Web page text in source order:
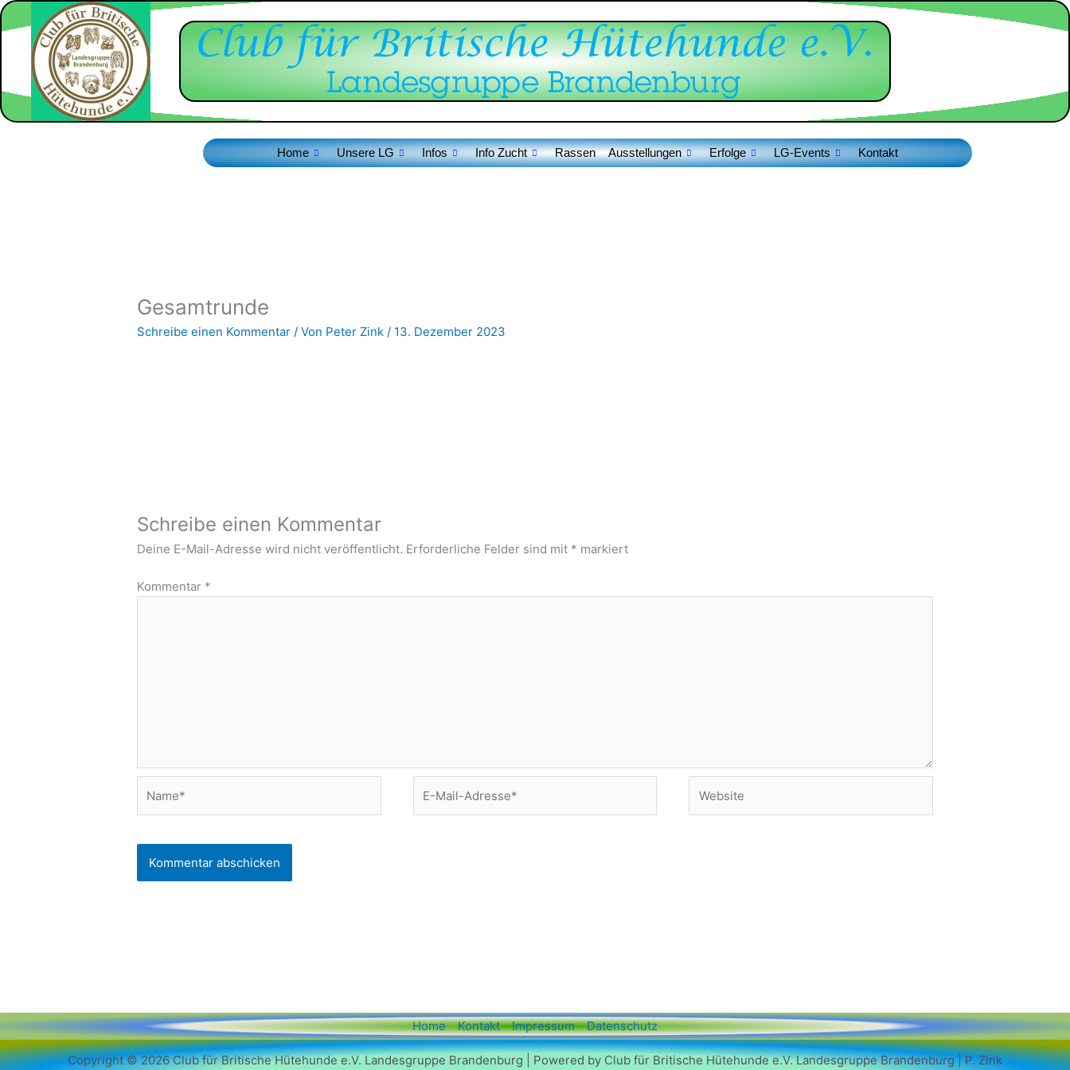
Zum
Inhalt
springen
Home Unsere LG Infos Info Zucht Rassen Ausstellungen Erfolge LG-Events Kontakt
Gesamtrunde
Schreibe einen Kommentar / Von Peter Zink/ 13. Dezember 2023
Schreibe einen Kommentar
Deine E-Mail-Adresse wird nicht veröffentlicht. Erforderliche Felder sind mit * markiert
Kommentar *
Mail-
Home Kontakt Impressum Datenschutz
Copyright © 2026 Club für Britische Hütehunde e.V. Landesgruppe Brandenburg | Powered by Club für Britische Hütehunde e.V. Landesgruppe Brandenburg | P. Zink